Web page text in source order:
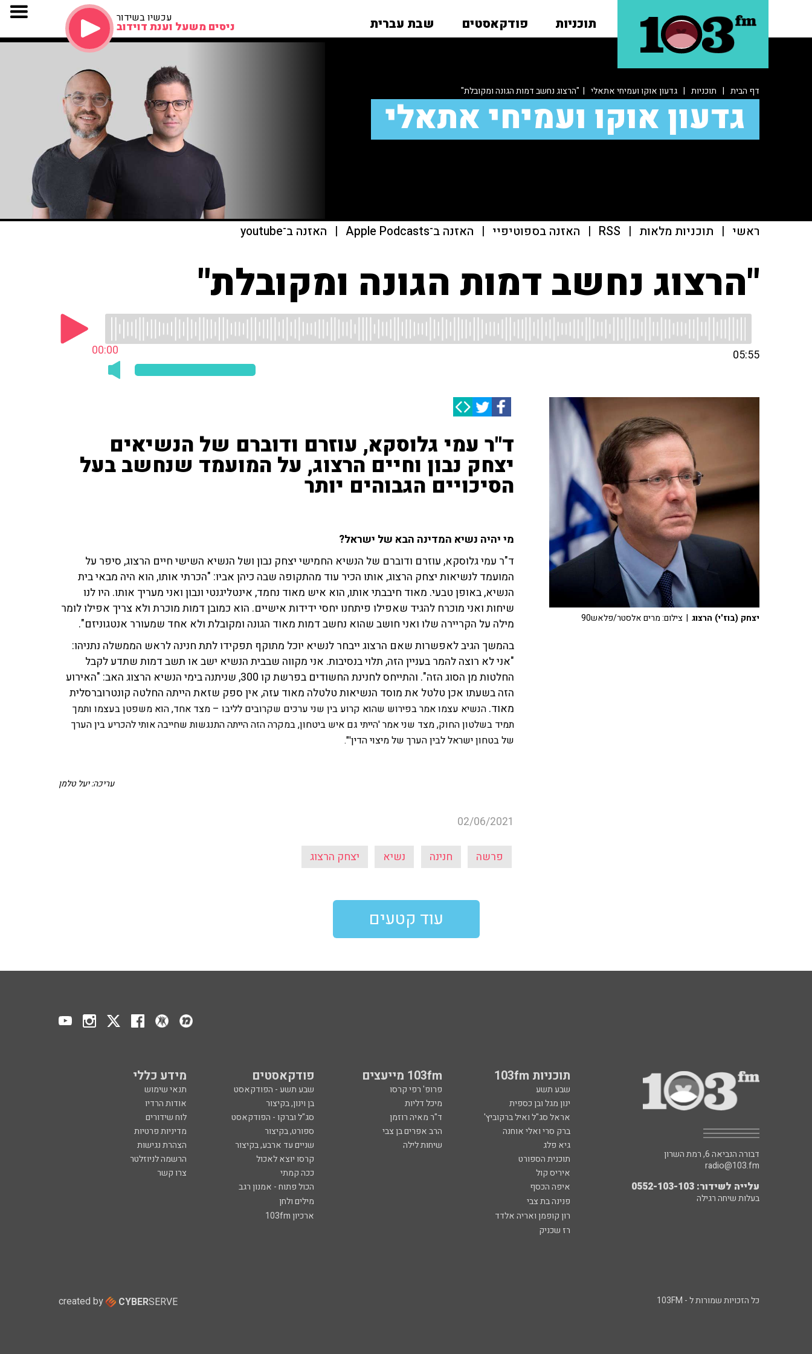
תוכניות פודקאסטים שבת עברית עכשיו בשידור
ניסים משעל וענת דוידוב
דף הבית | תוכניות | גדעון אוקו ועמיחי אתאלי | "הרצוג נחשב דמות הגונה ומקובלת"
גדעון אוקו ועמיחי אתאלי
ראשי | תוכניות מלאות |
RSS
| האזנה בספוטיפיי | האזנה ב־Apple Podcasts | האזנה ב־youtube
"הרצוג נחשב דמות הגונה ומקובלת"
00:00 05:55
ד"ר עמי גלוסקא, עוזרם ודוברם של הנשיאים
יצחק נבון וחיים הרצוג, על המועמד שנחשב בעל
הסיכויים הגבוהים יותר
מי יהיה נשיא המדינה הבא של ישראל?
ד"ר עמי גלוסקא, עוזרם ודוברם של הנשיא החמישי יצחק נבון ושל הנשיא השישי חיים הרצוג, סיפר על
המועמד לנשיאות יצחק הרצוג, אותו הכיר עוד מהתקופה שבה כיהן אביו: "הכרתי אותו, הוא היה מבאי בית
הנשיא, באופן טבעי. מאוד חיבבתי אותו, הוא איש מאוד נחמד, אינטליגנטי ונבון ואני מעריך אותו. היו לנו
שיחות ואני מוכרח להגיד שאפילו פיתחנו יחסי ידידות אישיים. הוא כמובן דמות מוכרת ולא צריך אפילו לומר
מילה על הקריירה שלו ואני חושב שהוא נחשב דמות מאוד הגונה ומקובלת ולא אחד שמעורר אנטגוניזם".
בהמשך הגיב לאפשרות שאם הרצוג ייבחר לנשיא יוכל מתוקף תפקידו לתת חנינה לראש הממשלה נתניהו:
"אני לא רוצה להמר בעניין הזה, תלוי בנסיבות. אני מקווה שבבית הנשיא ישב או תשב דמות שתדע לקבל
החלטות מן הסוג הזה". והתייחס לחנינת החשודים בפרשת קו 300, שניתנה בימי הנשיא הרצוג האב: "האירוע
הזה בשעתו אכן טלטל את מוסד הנשיאות טלטלה מאוד עזה, אין ספק שזאת הייתה החלטה קונטרוברסלית
מאוד. הנשיא עצמו אמר בפירוש שהוא קרוע בין שני ערכים שקרובים לליבו – מצד אחד, הוא משפטן בעצמו ותמך
תמיד בשלטון החוק, מצד שני אמר 'הייתי גם איש ביטחון, במקרה הזה הייתה התנגשות שחייבה אותי להכריע בין הערך
של בטחון ישראל לבין הערך של מיצוי הדין'".
עריכה: יעל טלמן
02/06/2021
פרשה חנינה נשיא יצחק הרצוג
יצחק (בוז'י) הרצוג | צילום: מרים אלסטר/פלאש90
עוד קטעים
תוכניות 103fm 103fm מייעצים פודקאסטים מידע כללי
שבע תשע פרופ' רפי קרסו שבע תשע - הפודקאסט
תנאי שימוש
ינון מגל ובן כספית
מיכל דליות בן וינון, בקיצור
אודות הרדיו
אראל סג"ל ואיל ברקוביץ'
ד"ר מאיה רוזמן סג"ל וברקו - הפודקאסט
לוח שידורים
ברק סרי ואלי אוחנה
הרב אפרים בן צבי ספורט, בקיצור
מדיניות פרטיות
גיא פלג
שיחות לילה שניים עד ארבע, בקיצור
הצהרת נגישות
תוכנית הספורט
קרסו יוצא לאכול
הרשמה לניוזלטר
איריס קול
ככה קמתי
צרו קשר
איפה הכסף
הכול פתוח - אמנון רגב
פנינה בת צבי
מילים ולחן
רון קופמן ואריה אלדד
ארכיון 103fm
רז שכניק
דבורה הנביאה 6, רמת השרון
radio@103.fm
עלייה לשידור: 0552-103-103
בעלות שיחה רגילה
כל הזכויות שמורות ל - 103FM created by CYBERSERVE